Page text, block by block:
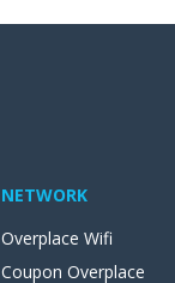
NETWORK
Overplace Wifi
Coupon Overplace